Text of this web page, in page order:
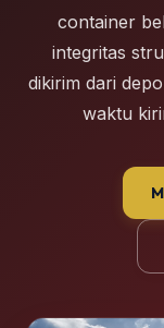
container
integritas
dikirim dari
waktu